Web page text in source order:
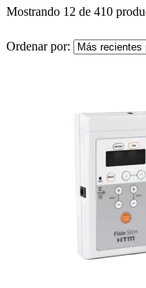
Mostrando 12 de 410
Ordenar por: